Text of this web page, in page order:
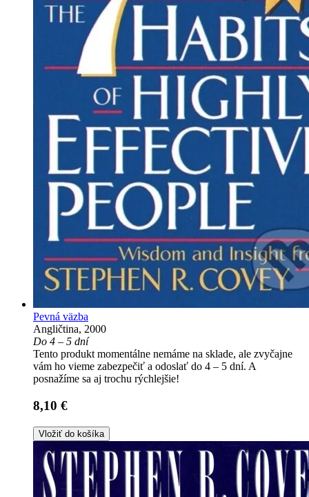
Pevná väzba
Angličtina, 2000
Do 4 – 5 dní
Tento produkt momentálne nemáme na sklade, ale zvyčajne
vám ho vieme zabezpečiť a odoslať do 4 – 5 dní. A
posnažíme sa aj trochu rýchlejšie!
8,10 €
Vložiť do košíka